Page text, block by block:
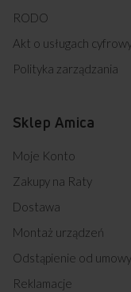
RODO
Akt o usługach
Polityka zarządzania
Sklep Amica
Moje Konto
Zakupy na Raty
Dostawa
Montaż urządzeń
Odstąpienie od umowy
Reklamacje